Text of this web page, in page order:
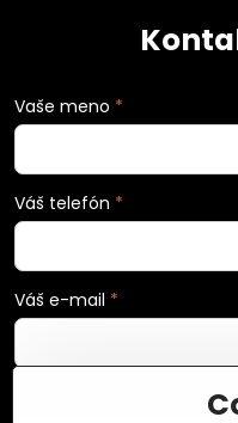
Vaše meno *
Váš telefón *
Váš e-mail *